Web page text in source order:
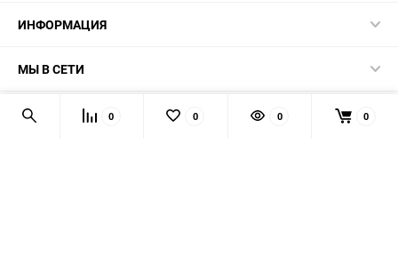
ИНФОРМАЦИЯ
МЫ В СЕТИ
КОНТАКТЫ 0 0 0 0